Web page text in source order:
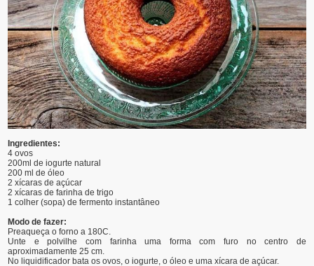
Ingredientes:
4 ovos
200ml de iogurte natural
200 ml de óleo
2 xícaras de açúcar
2 xícaras de farinha de trigo
1 colher (sopa) de fermento instantâneo
Modo de fazer:
Preaqueça o forno a 180C.
Unte e polvilhe com farinha uma forma com furo no centro de
aproximadamente 25 cm.
No liquidificador bata os ovos, o iogurte, o óleo e uma xícara de açúcar.